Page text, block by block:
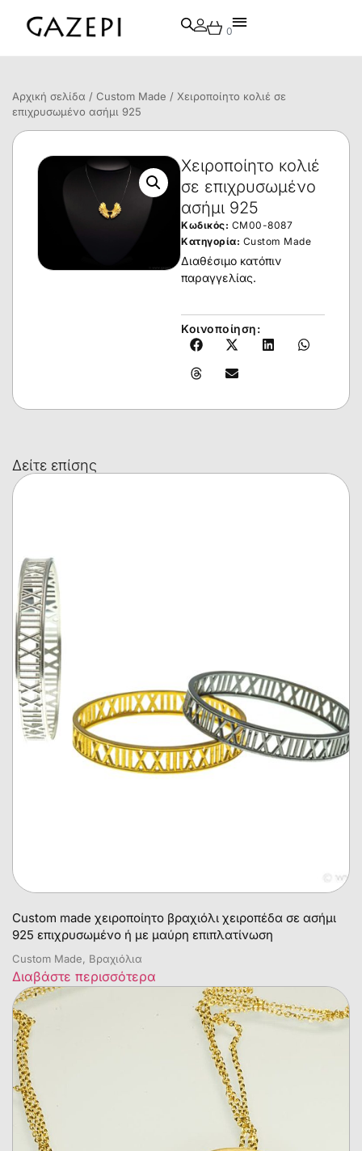
0
Αρχική σελίδα / Custom Made / Χειροποίητο κολιέ σε
επιχρυσωμένο ασήμι 925
Χειροποίητο κολιέ
σε επιχρυσωμένο
ασήμι 925
Κωδικός: CM00-8087
Κατηγορία: Custom Made
Διαθέσιμο κατόπιν
παραγγελίας.
Κοινοποίηση:
Δείτε επίσης
Custom made χειροποίητο βραχιόλι χειροπέδα σε ασήμι
925 επιχρυσωμένο ή με μαύρη επιπλατίνωση
Custom Made, Βραχιόλια
Διαβάστε περισσότερα